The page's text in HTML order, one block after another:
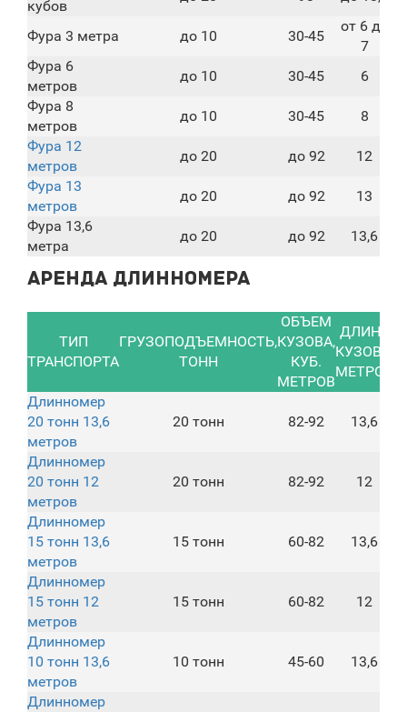
кубов
Фура 3 метра до 10 30-45
от 6 до
7
Фура 6
метров
до 10 30-45
6
Фура 8
метров
до 10 30-45
8
Фура 12
метров
до 20 до 92
12
Фура 13
метров
до 20 до 92
13
Фура 13,6
метра
до 20 до 92 13,6
Аренда длинномера
ТИП
ТРАНСПОРТА
ГРУЗОПОДЪЕМНОСТЬ,
ТОНН
ОБЪЕМ
КУЗОВА,
КУБ.
МЕТРОВ
ДЛИНА
КУЗОВА,
МЕТРОВ
Длинномер
20 тонн 13,6
метров
20 тонн 82-92 13,6
Длинномер
20 тонн 12
метров
20 тонн 82-92 12
Длинномер
15 тонн 13,6
метров
15 тонн 60-82 13,6
Длинномер
15 тонн 12
метров
15 тонн 60-82 12
Длинномер
10 тонн 13,6
метров
10 тонн 45-60 13,6
Длинномер